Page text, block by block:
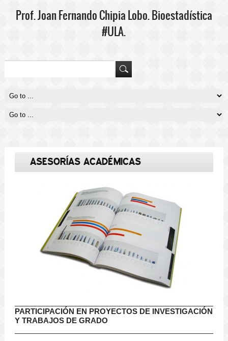
Prof. Joan Fernando Chipia Lobo. Bioestadística
#ULA.
"El médico que no entiende de almas no entenderá cuerpos" José
ASESORÍAS ACADÉMICAS
PARTICIPACIÓN EN PROYECTOS DE INVESTIGACIÓN
Y TRABAJOS DE GRADO